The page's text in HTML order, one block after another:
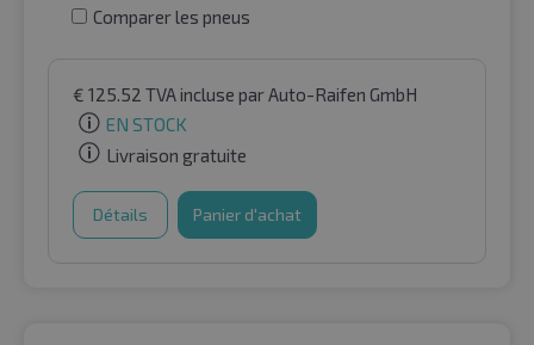
Comparer les pneus
€ 125.52 TVA incluse par Auto-Raifen GmbH
EN STOCK
Livraison gratuite
Détails Panier d'achat